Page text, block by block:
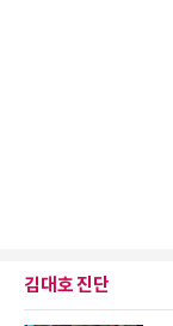
김대호 진단